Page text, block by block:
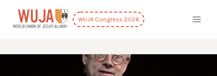
content
WUJA Congress 2026